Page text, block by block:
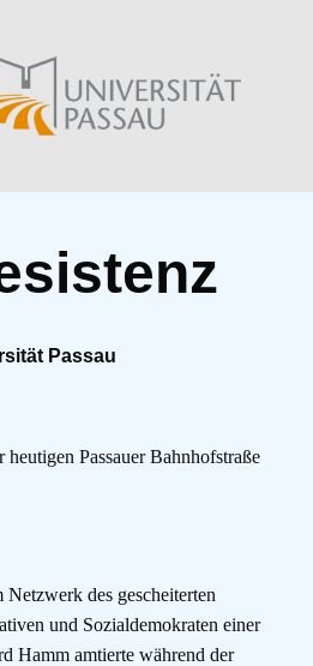
Passau
Passauer Bahnhofstraße
Netzwerk des gescheiterten
und Sozialdemokraten einer
Hamm amtierte während der